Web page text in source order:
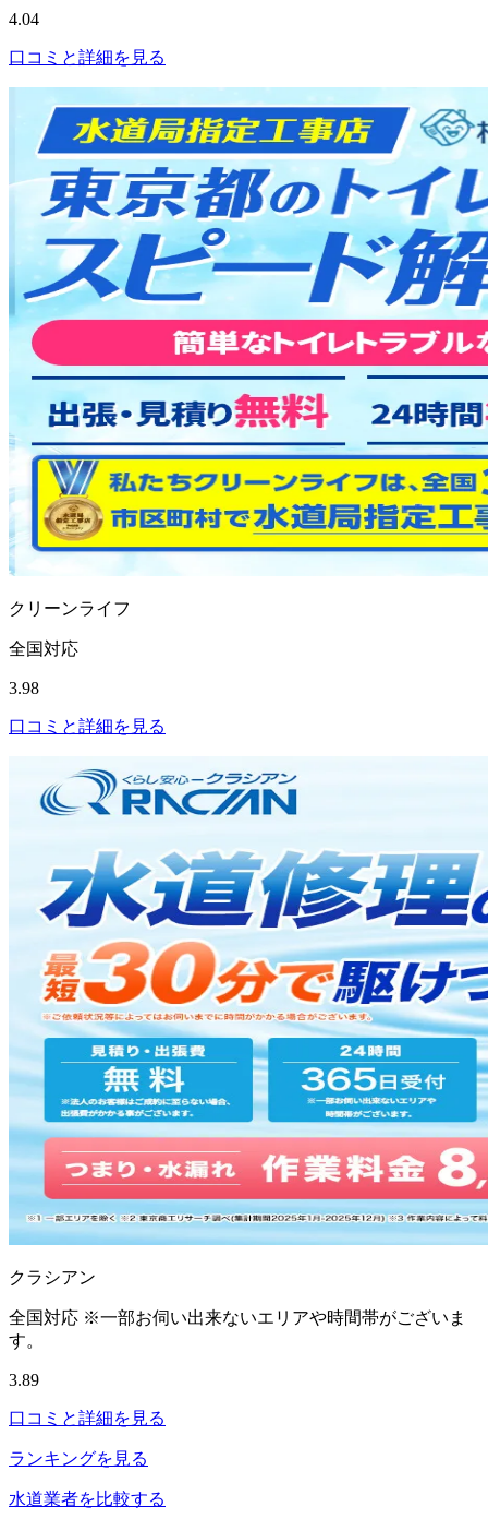
4.04
口コミと詳細を見る
クリーンライフ
全国対応
3.98
口コミと詳細を見る
クラシアン
全国対応 ※一部お伺い出来ないエリアや時間帯がございま
す。
3.89
口コミと詳細を見る
ランキングを見る
水道業者を比較する